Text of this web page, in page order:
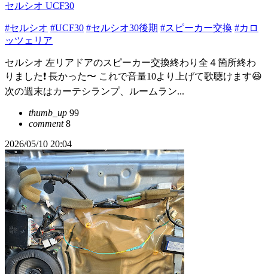
セルシオ UCF30
#セルシオ #UCF30 #セルシオ30後期 #スピーカー交換 #カロ
ッツェリア
セルシオ 左リアドアのスピーカー交換終わり全４箇所終わ
りました❗️ 長かった〜 これで音量10より上げて歌聴けます😆
次の週末はカーテシランプ、ルームラン...
thumb_up 99
comment8
2026/05/10 20:04